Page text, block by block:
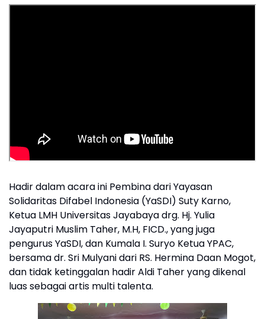
Hadir dalam acara ini Pembina dari Yayasan
Solidaritas Difabel Indonesia (YaSDI) Suty Karno,
Ketua LMH Universitas Jayabaya drg. Hj. Yulia
Jayaputri Muslim Taher, M.H, FICD., yang juga
pengurus YaSDI, dan Kumala I. Suryo Ketua YPAC,
bersama dr. Sri Mulyani dari RS. Hermina Daan Mogot,
dan tidak ketinggalan hadir Aldi Taher yang dikenal
luas sebagai artis multi talenta.